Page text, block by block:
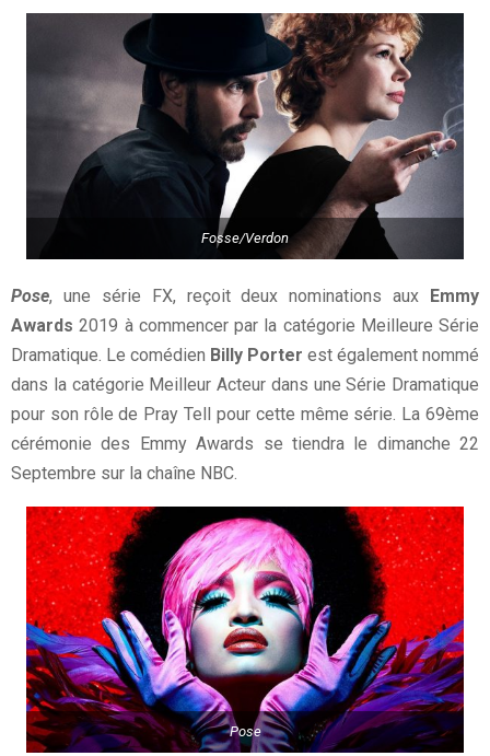
Fosse/Verdon
Pose, une série FX, reçoit deux nominations aux Emmy
Awards 2019 à commencer par la catégorie Meilleure Série
Dramatique. Le comédien Billy Porter est également nommé
dans la catégorie Meilleur Acteur dans une Série Dramatique
pour son rôle de Pray Tell pour cette même série. La 69ème
cérémonie des Emmy Awards se tiendra le dimanche 22
Septembre sur la chaîne NBC.
Pose